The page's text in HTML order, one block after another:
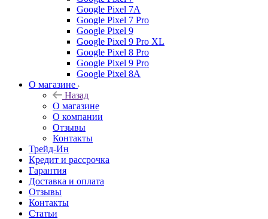
Google Pixel 7А
Google Pixel 7 Pro
Google Pixel 9
Google Pixel 9 Pro XL
Google Pixel 8 Pro
Google Pixel 9 Pro
Google Pixel 8A
О магазине
Назад
О магазине
О компании
Отзывы
Контакты
Трейд-Ин
Кредит и рассрочка
Гарантия
Доставка и оплата
Отзывы
Контакты
Статьи